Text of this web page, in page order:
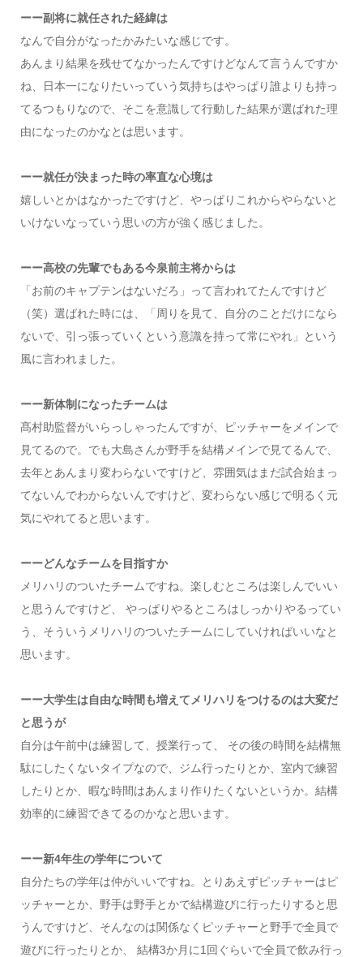
ーー副将に就任された経緯は
なんで自分がなったかみたいな感じです。
あんまり結果を残せてなかったんですけどなんて言うんですか
ね、日本一になりたいっていう気持ちはやっぱり誰よりも持っ
てるつもりなので、そこを意識して行動した結果が選ばれた理
由になったのかなとは思います。
ーー就任が決まった時の率直な心境は
嬉しいとかはなかったですけど、やっぱりこれからやらないと
いけないなっていう思いの方が強く感じました。
ーー高校の先輩でもある今泉前主将からは
「お前のキャプテンはないだろ」って言われてたんですけど
（笑）選ばれた時には、「周りを見て、自分のことだけになら
ないで、引っ張っていくという意識を持って常にやれ」という
風に言われました。
ーー新体制になったチームは
髙村助監督がいらっしゃったんですが、ピッチャーをメインで
見てるので。でも大島さんが野手を結構メインで見てるんで、
去年とあんまり変わらないですけど、雰囲気はまだ試合始まっ
てないんでわからないんですけど、変わらない感じで明るく元
気にやれてると思います。
ーーどんなチームを目指すか
メリハリのついたチームですね。楽しむところは楽しんでいい
と思うんですけど、 やっぱりやるところはしっかりやるってい
う、そういうメリハリのついたチームにしていければいいなと
思います。
ーー大学生は自由な時間も増えてメリハリをつけるのは大変だ
と思うが
自分は午前中は練習して、授業行って、 その後の時間を結構無
駄にしたくないタイプなので、ジム行ったりとか、室内で練習
したりとか、暇な時間はあんまり作りたくないというか。結構
効率的に練習できてるのかなと思います。
ーー新4年生の学年について
自分たちの学年は仲がいいですね。とりあえずピッチャーはピ
ッチャーとか、野手は野手とかで結構遊びに行ったりすると思
うんですけど、そんなのは関係なくピッチャーと野手で全員で
遊びに行ったりとか、 結構3か月に1回ぐらいで全員で飲み行っ